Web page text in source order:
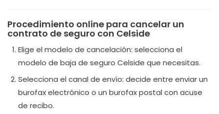
Procedimiento online para cancelar un
contrato de seguro con Celside
Elige el modelo de cancelación: selecciona el
modelo de baja de seguro Celside que necesitas.
Selecciona el canal de envío: decide entre enviar un
burofax electrónico o un burofax postal con acuse
de recibo.